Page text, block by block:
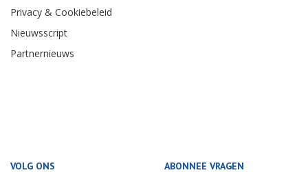
Privacy & Cookiebeleid
Nieuwsscript
Partnernieuws
VOLG ONS ABONNEE VRAGEN